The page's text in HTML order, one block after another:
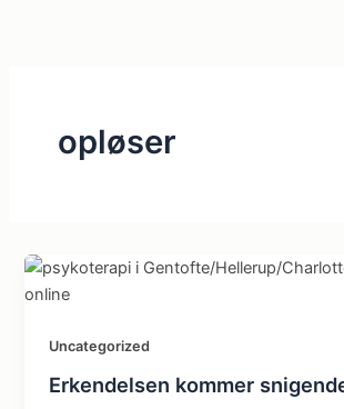
opløser
Uncategorized
Erkendelsen kommer